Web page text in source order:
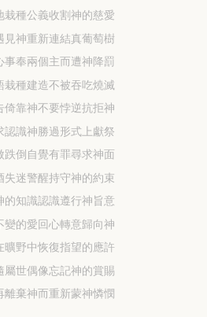
栽種公義收割神的慈愛
見神重新連結真葡萄樹
事奉兩個主而遭神降罰
栽種建造不被吞吃燒滅
倚靠神不要悖逆抗拒神
認識神勝過形式上獻祭
跌倒自覺有罪尋求神面
失迷警醒持守神的約束
的知識認識遵行神旨意
變的愛回心轉意歸向神
曠野中恢復指望的應許
屬世偶像忘記神的賞賜
離棄神而重新蒙神憐憫